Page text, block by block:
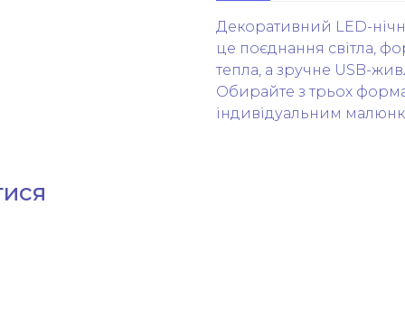
Декоративний LED-
це поєднання світла,
тепла, а зручне USB-
Обирайте з трьох
індивідуальним